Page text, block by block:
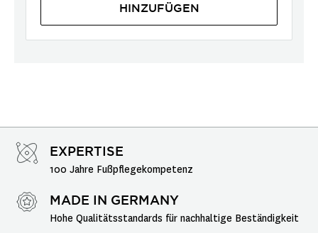
HINZUFÜGEN
EXPERTISE
100 Jahre Fußpflegekompetenz
MADE IN GERMANY
Hohe Qualitätsstandards für nachhaltige Beständigkeit